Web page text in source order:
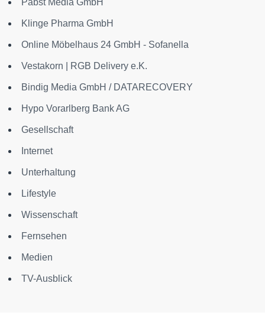
Pabst Media GmbH
Klinge Pharma GmbH
Online Möbelhaus 24 GmbH - Sofanella
Vestakorn | RGB Delivery e.K.
Bindig Media GmbH / DATARECOVERY
Hypo Vorarlberg Bank AG
Gesellschaft
Internet
Unterhaltung
Lifestyle
Wissenschaft
Fernsehen
Medien
TV-Ausblick